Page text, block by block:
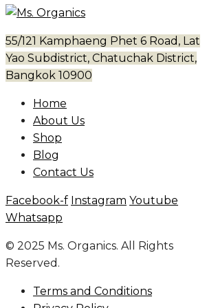
55/121 Kamphaeng Phet 6 Road, Lat
Yao Subdistrict, Chatuchak District,
Bangkok 10900
Home
About Us
Shop
Blog
Contact Us
Facebook-f Instagram Youtube
Whatsapp
© 2025 Ms. Organics. All Rights
Reserved.
Terms and Conditions